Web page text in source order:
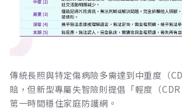
傳統長照與特定傷病險多需達到中重度（
賠，但新型專屬失智險則提倡「輕度（
第一時間穩住家庭防護網。